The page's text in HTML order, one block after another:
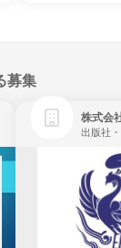
募集
株式会
出版社